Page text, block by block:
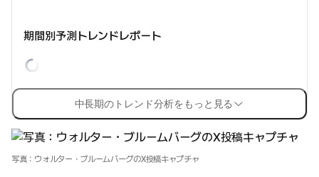
期間別予測トレンドレポート
中長期のトレンド分析をもっと見る
写真：ウォルター・ブルームバーグのX投稿キャプチャ